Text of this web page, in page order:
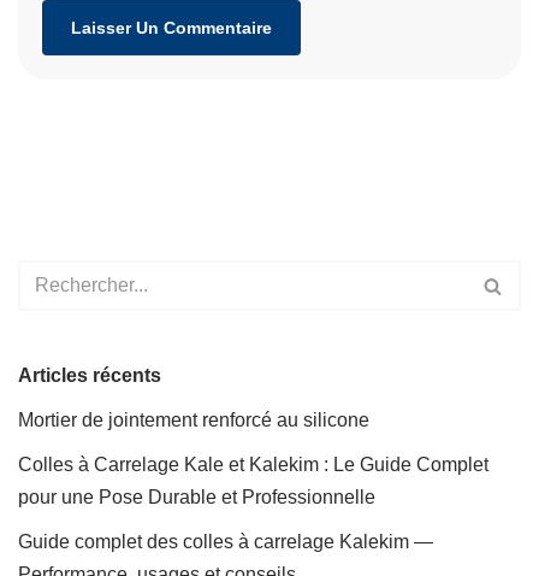
Articles récents
Mortier de jointement renforcé au silicone
Colles à Carrelage Kale et Kalekim : Le Guide Complet
pour une Pose Durable et Professionnelle
Guide complet des colles à carrelage Kalekim —